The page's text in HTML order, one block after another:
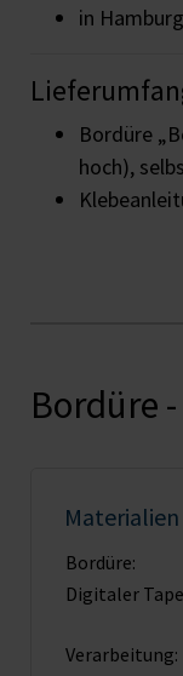
in
Bordüre
hoch),
Bordüre
Materialien
Bordüre:
Digitaler
Verarbeitung: